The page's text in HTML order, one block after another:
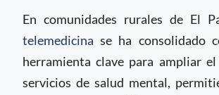
En comunidades rurales de El
telemedicina se ha consolidado
herramienta clave para ampliar el
servicios de salud mental,